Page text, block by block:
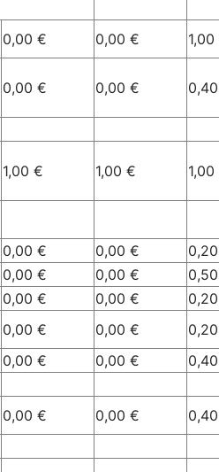
0,00 € 0,00 €
0,00 € 0,00 €
1,00 € 1,00 €
0,00 € 0,00 €
0,00 € 0,00 €
0,00 € 0,00 €
0,00 € 0,00 €
0,00 € 0,00 €
0,00 € 0,00 €